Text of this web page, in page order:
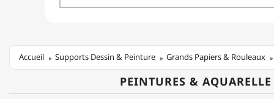
Accueil Supports Dessin & Peinture Grands Papiers & Rouleaux
PEINTURES & AQUARELLE